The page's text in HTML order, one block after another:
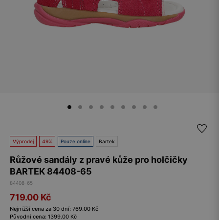
Výprodej 49% Pouze online Bartek
Růžové sandály z pravé kůže pro holčičky
BARTEK 84408-65
84408-65
719.00 Kč
Nejnižší cena za 30 dní: 769.00 Kč
Původní cena: 1399.00 Kč